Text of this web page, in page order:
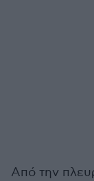
Από την